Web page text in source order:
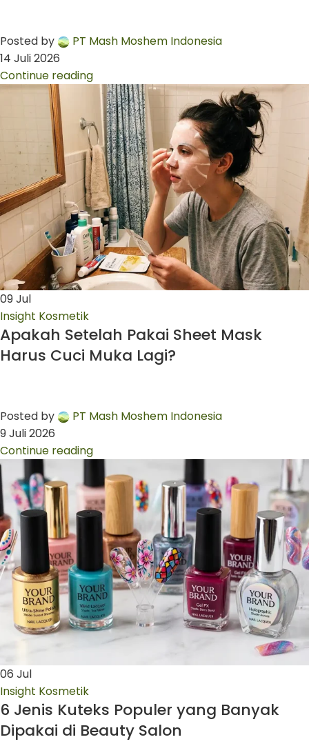
Posted by
PT Mash Moshem Indonesia
14 Juli 2026
Continue reading
09Jul
Insight Kosmetik
Apakah Setelah Pakai Sheet Mask
Harus Cuci Muka Lagi?
Posted by
PT Mash Moshem Indonesia
9 Juli 2026
Continue reading
06 Jul
Insight Kosmetik
6 Jenis Kuteks Populer yang Banyak
Dipakai di Beauty Salon